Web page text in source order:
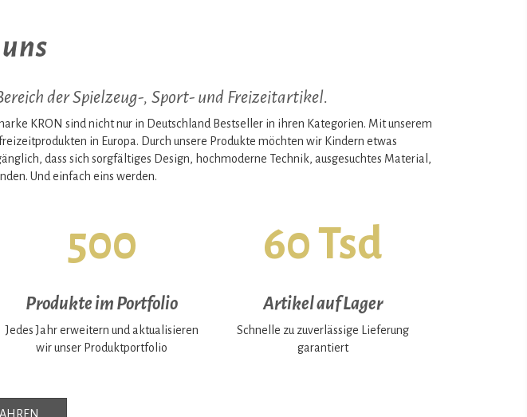
der Spielzeug-, Sport- und Freizeitartikel.
KRON sind nicht nur in Deutschland Bestseller in ihren Kategorien. Mit unserem
in Europa. Durch unsere Produkte möchten wir Kindern etwas
dass sich sorgfältiges Design, hochmoderne Technik, ausgesuchtes Material,
Und einfach eins werden.
500
Produkte im Portfolio
Jedes Jahr erweitern und aktualisieren
wir unser Produktportfolio
60 Tsd
Artikel auf Lager
Schnelle zu zuverlässige Lieferung
garantiert